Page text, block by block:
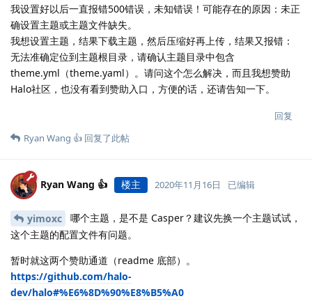
我设置好以后一直报错500错误，未知错误！可能存在的原因：未正
确设置主题或主题文件缺失。
我想设置主题，结果下载主题，然后压缩好再上传，结果又报错：
无法准确定位到主题根目录，请确认主题目录中包含
theme.yml（theme.yaml）。请问这个怎么解决，而且我想赞助
Halo社区，也没有看到赞助入口，方便的话，还请告知一下。
回复
Ryan Wang 👍 回复了此帖
Ryan Wang 👍 楼主 2020年11月16日 已编辑
yimoxc
哪个主题，是不是 Casper？建议先换一个主题试试，
这个主题的配置文件有问题。
暂时就这两个赞助通道（readme 底部）。
https://github.com/halo-
dev/halo#%E6%8D%90%E8%B5%A0